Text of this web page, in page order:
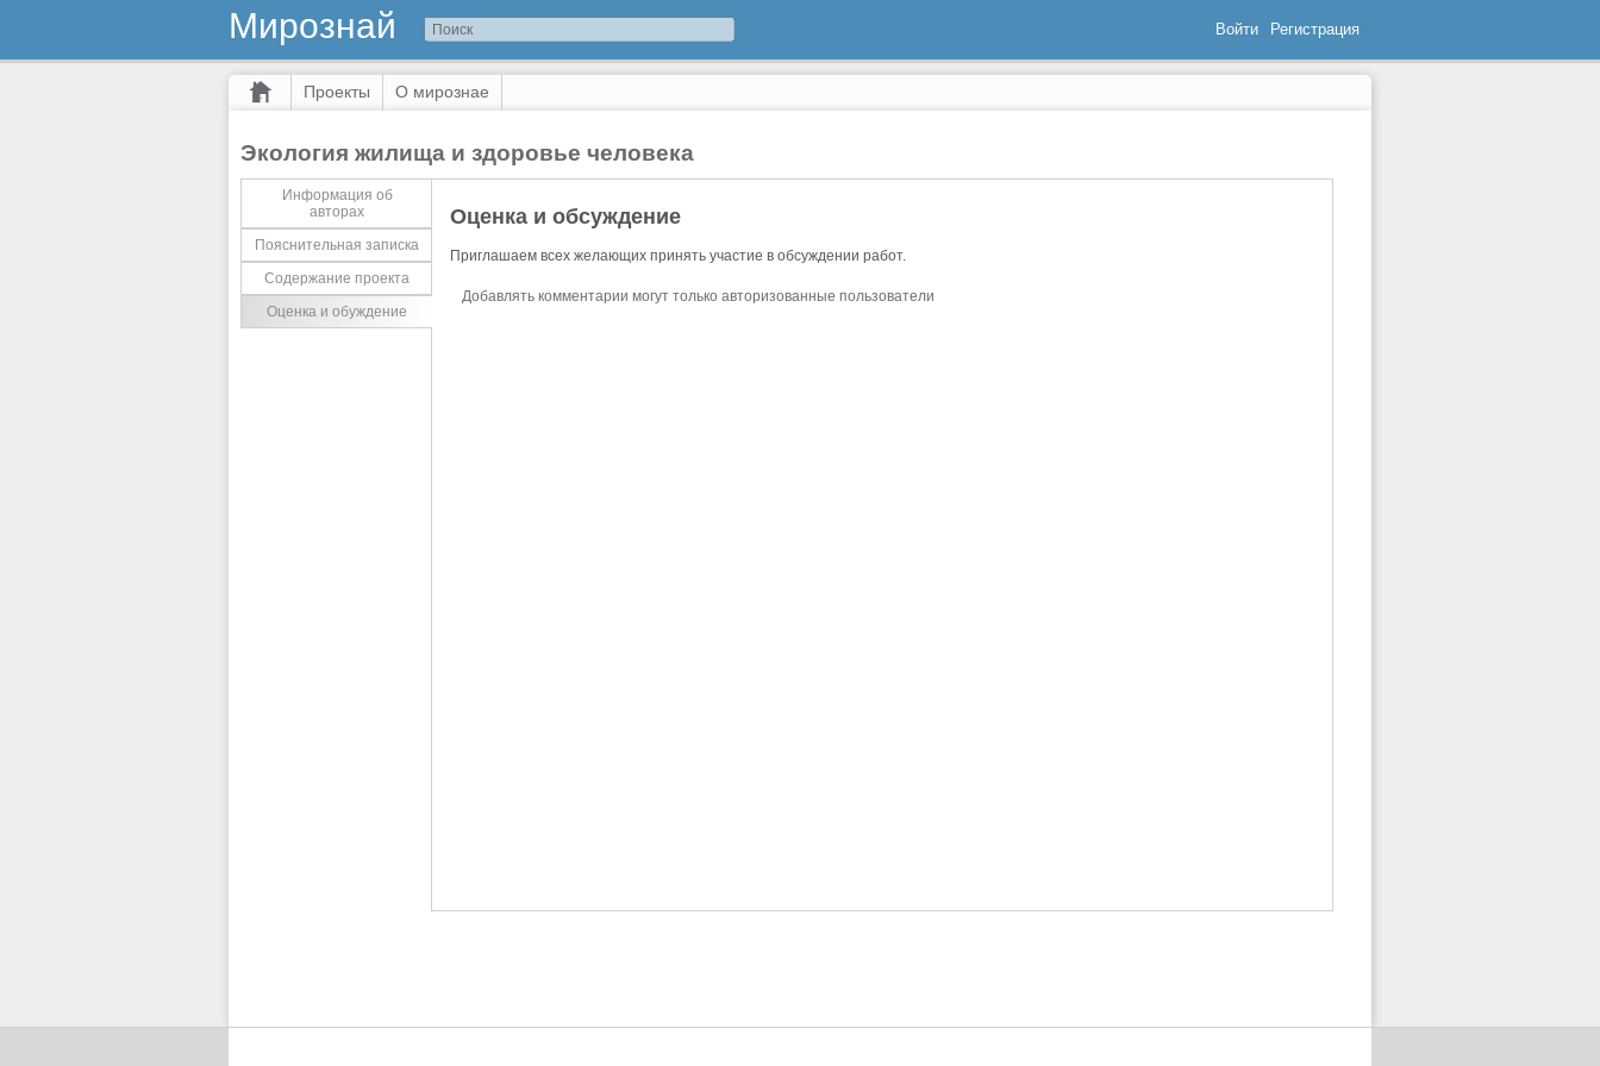
Мирознай Войти Регистрация
Проекты О мирознае
Экология жилища и здоровье человека
Информация об
авторах
Пояснительная записка
Содержание проекта
Оценка и обуждение
Оценка и обсуждение
Приглашаем всех желающих принять участие в обсуждении работ.
Добавлять комментарии могут только авторизованные пользователи